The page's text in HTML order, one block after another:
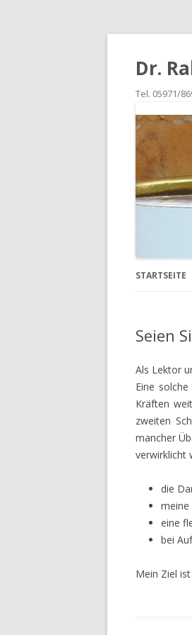
Dr.
Tel. 05971/
STARTSEITE
Seien
Als Lektor
Eine
Kräften
zweiten
mancher
verwirklicht
die
meine
eine
bei
Mein Ziel